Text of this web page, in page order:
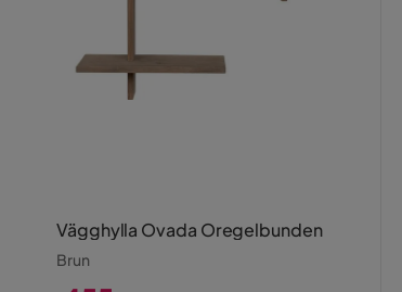
Vägghylla Ovada Oregelbunden
Brun